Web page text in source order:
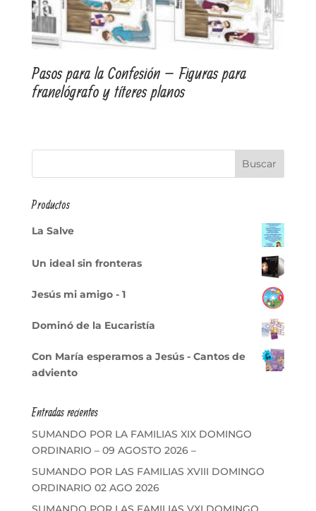
Pasos para la Confesión – Figuras para
franelógrafo y títeres planos
Productos
La Salve
Un ideal sin fronteras
Jesús mi amigo - 1
Dominó de la Eucaristía
Con María esperamos a Jesús - Cantos de
adviento
Entradas recientes
SUMANDO POR LA FAMILIAS XIX DOMINGO
ORDINARIO – 09 AGOSTO 2026 –
SUMANDO POR LAS FAMILIAS XVIII DOMINGO
ORDINARIO 02 AGO 2026